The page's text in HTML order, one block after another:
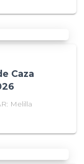
Caza
Melilla